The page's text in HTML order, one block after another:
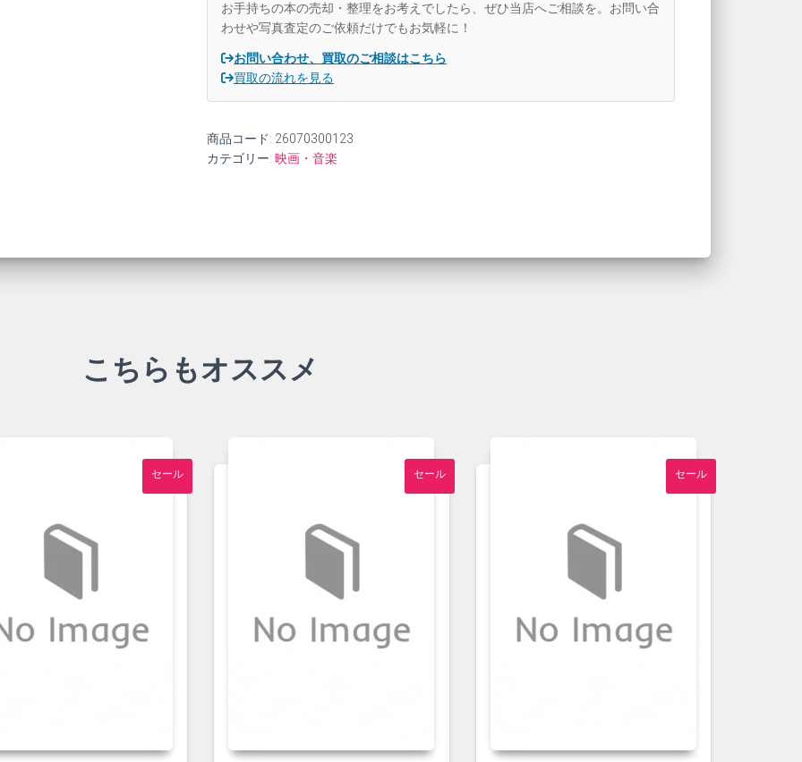
お手持ちの本の売却・整理をお考えでしたら、ぜひ当店へご相談を。お問い合
わせや写真査定のご依頼だけでもお気軽に！
お問い合わせ、買取のご相談はこちら
買取の流れを見る
商品コード: 26070300123
カテゴリー: 映画・音楽
こちらもオススメ
セール セール セール